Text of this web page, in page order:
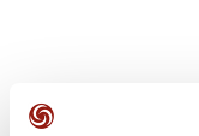
Avis des utilisateurs